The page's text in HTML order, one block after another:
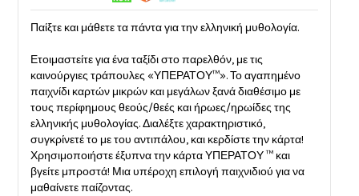
Παίξτε και μάθετε τα πάντα για την ελληνική μυθολογία.
Ετοιμαστείτε για ένα ταξίδι στο παρελθόν, με τις
καινούργιες τράπουλες «ΥΠΕΡΑΤΟΥ™». Το αγαπημένο
παιχνίδι καρτών μικρών και μεγάλων ξανά διαθέσιμο με
τους περίφημους θεούς/θεές και ήρωες/ηρωίδες της
ελληνικής μυθολογίας. Διαλέξτε χαρακτηριστικό,
συγκρίνετέ το με του αντιπάλου, και κερδίστε την κάρτα!
Χρησιμοποιήστε έξυπνα την κάρτα ΥΠΕΡΑΤΟΥ ™ και
βγείτε μπροστά! Μια υπέροχη επιλογή παιχνιδιού για να
μαθαίνετε παίζοντας.